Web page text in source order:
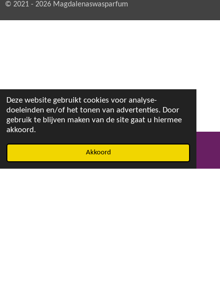
Deze website gebruikt cookies voor analyse-
doeleinden en/of het tonen van advertenties. Door
gebruik te blijven maken van de site gaat u hiermee
akkoord.
Akkoord
© 2021 - 2026 Magdalenaswasparfum